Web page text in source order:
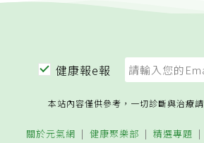
健康報e報
本站內容僅供參考，一切診斷與治療
關於元氣網 健康聚樂部 精選專題